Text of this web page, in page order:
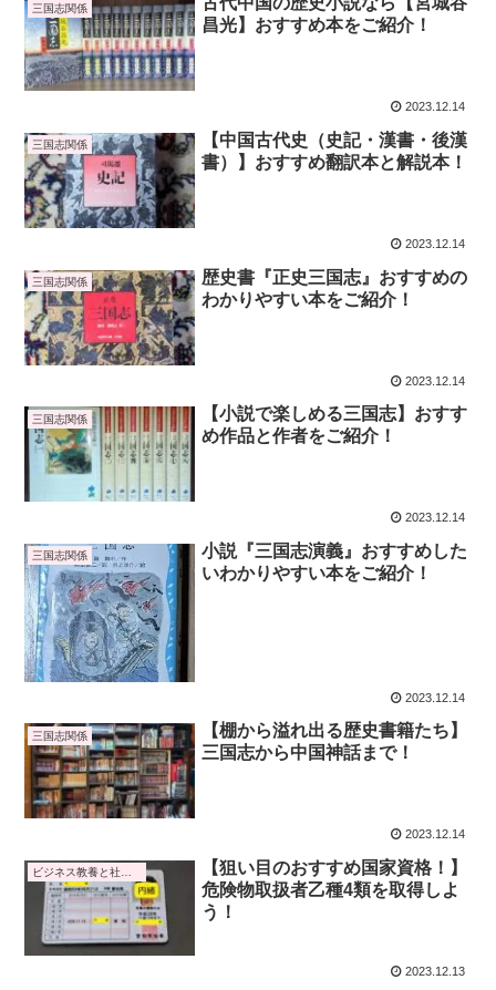
三国志関係
昌光】おすすめ本をご紹介！
2023.12.14
三国志関係
【中国古代史（史記・漢書・後漢
書）】おすすめ翻訳本と解説本！
2023.12.14
三国志関係
歴史書『正史三国志』おすすめの
わかりやすい本をご紹介！
2023.12.14
三国志関係
【小説で楽しめる三国志】おすす
め作品と作者をご紹介！
2023.12.14
三国志関係
小説『三国志演義』おすすめした
いわかりやすい本をご紹介！
2023.12.14
三国志関係
【棚から溢れ出る歴史書籍たち】
三国志から中国神話まで！
2023.12.14
ビジネス教養と社会トレンド
【狙い目のおすすめ国家資格！】
危険物取扱者乙種4類を取得しよ
う！
2023.12.13